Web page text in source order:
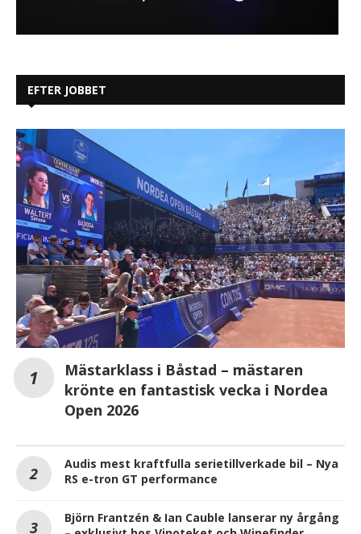
EFTER JOBBET
Mästarklass i Båstad – mästaren
krönte en fantastisk vecka i Nordea
Open 2026
Audis mest kraftfulla serietillverkade bil – Nya
RS e-tron GT performance
Björn Frantzén & Ian Cauble lanserar ny årgång